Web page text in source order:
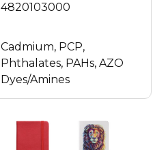
4820103000
Cadmium, PCP,
Phthalates, PAHs, AZO
Dyes/Amines